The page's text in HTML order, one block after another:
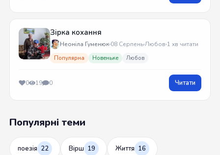
Зірка кохання
Неоніла Гуменюк 08 СерпеньЛюбов 1 хв читати
Популярна Новеньке Любов
0 19 0 Читати
Популярні теми
поезія 22 Вірш 19 Життя 16